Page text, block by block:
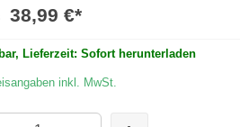
38,99 €*
Lieferzeit: Sofort herunterladen
inkl. MwSt.